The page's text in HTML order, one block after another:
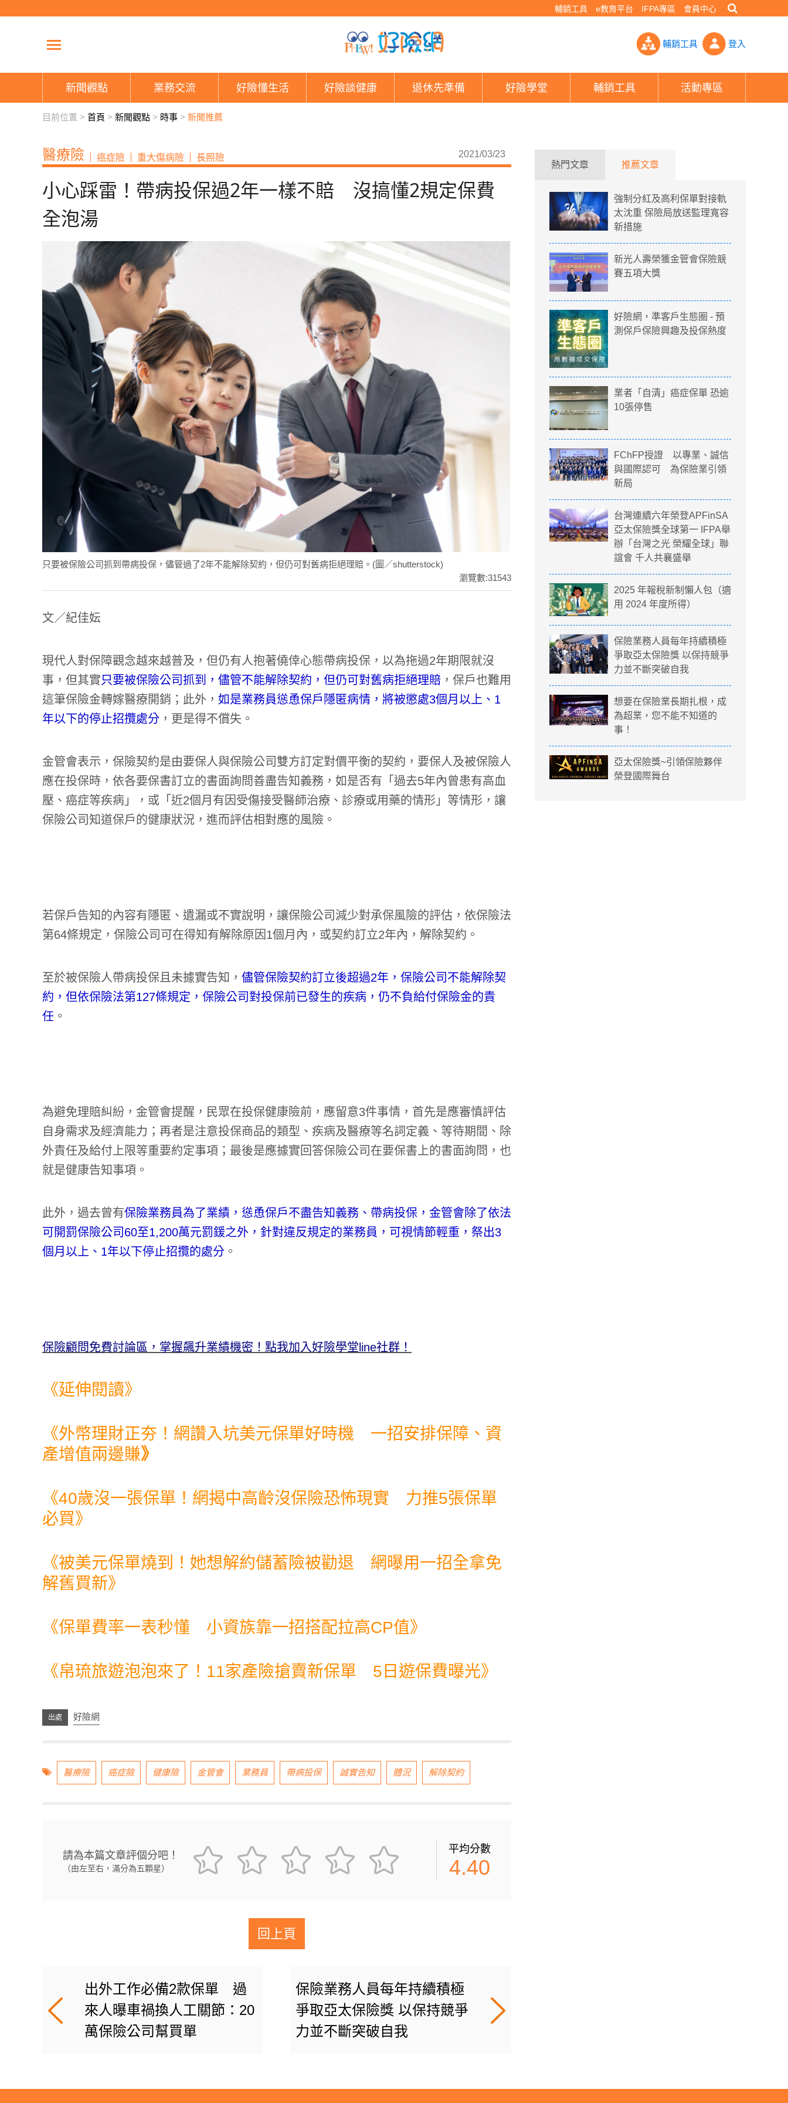
輔銷工具 e教育平台 IFPA專區 會員中心
小心踩雷！帶病投保過2年一樣不賠 沒搞懂2規定保費全泡湯- PHEW!好險網
輔銷工具 登入
新聞觀點 業務交流 好險懂生活 好險談健康 退休先準備 好險學堂 輔銷工具 活動專區
目前位置 > 首頁 > 新聞觀點 > 時事 > 新聞推薦
醫療險 癌症險 重大傷病險 長照險 2021/03/23
小心踩雷！帶病投保過2年一樣不賠 沒搞懂2規定保費
全泡湯
只要被保險公司抓到帶病投保，儘管過了2年不能解除契約，但仍可對舊病拒絕理賠。(圖／shutterstock)
瀏覽數:31543
文／紀佳妘
現代人對保障觀念越來越普及，但仍有人抱著僥倖心態帶病投保，以為拖過2年期限就沒
事，但其實只要被保險公司抓到，儘管不能解除契約，但仍可對舊病拒絕理賠 ，保戶也難用
這筆保險金轉嫁醫療開銷；此外， 如是業務員慫恿保戶隱匿病情，將被懲處3個月以上、1
年以下的停止招攬處分 ，更是得不償失。
金管會表示，保險契約是由要保人與保險公司雙方訂定對價平衡的契約，要保人及被保險人
應在投保時，依各要保書訂立的書面詢問善盡告知義務，如是否有「過去5年內曾患有高血
壓、癌症等疾病」，或「近2個月有因受傷接受醫師治療、診療或用藥的情形」等情形，讓
保險公司知道保戶的健康狀況，進而評估相對應的風險。
若保戶告知的內容有隱匿、遺漏或不實說明，讓保險公司減少對承保風險的評估，依保險法
第64條規定，保險公司可在得知有解除原因1個月內，或契約訂立2年內，解除契約。
至於被保險人帶病投保且未據實告知， 儘管保險契約訂立後超過2年，保險公司不能解除契
約，但依保險法第127條規定，保險公司對投保前已發生的疾病，仍不負給付保險金的責
任 。
為避免理賠糾紛，金管會提醒，民眾在投保健康險前，應留意3件事情，首先是應審慎評估
自身需求及經濟能力；再者是注意投保商品的類型、疾病及醫療等名詞定義、等待期間、除
外責任及給付上限等重要約定事項；最後是應據實回答保險公司在要保書上的書面詢問，也
就是健康告知事項。
此外，過去曾有保險業務員為了業績，慫恿保戶不盡告知義務、帶病投保，金管會除了依法
可開罰保險公司60至1,200萬元罰鍰之外，針對違反規定的業務員，可視情節輕重，祭出3
個月以上、1年以下停止招攬的處分 。
保險顧問免費討論區，掌握飆升業績機密！點我加入好險學堂line社群！
《延伸閱讀》
《外幣理財正夯！網讚入坑美元保單好時機 一招安排保障、資
產增值兩邊賺》
《40歲沒一張保單！網揭中高齡沒保險恐怖現實 力推5張保單
必買》
《被美元保單燒到！她想解約儲蓄險被勸退 網曝用一招全拿免
解舊買新》
《保單費率一表秒懂 小資族靠一招搭配拉高CP值》
《帛琉旅遊泡泡來了！11家產險搶賣新保單 5日遊保費曝光》
好險網
醫療險 癌症險 健康險 金管會 業務員 帶病投保 誠實告知 體況 解除契約
請為本篇文章評個分吧！
（由左至右，滿分為五顆星）
平均分數
4.40
回上頁
出外工作必備2款保單 過
來人曝車禍換人工關節：20
萬保險公司幫買單
保險業務人員每年持續積極
爭取亞太保險獎 以保持競爭
力並不斷突破自我
熱門文章 推薦文章
強制分紅及高利保單對接軌
太沈重 保險局放送監理寬容
新措施
新光人壽榮獲金管會保險競
賽五項大獎
好險網，準客戶生態圈 - 預
測保戶保險興趣及投保熱度
業者「自清」癌症保單 恐逾
10張停售
FChFP授證 以專業、誠信
與國際認可 為保險業引領
新局
台灣連續六年榮登APFinSA
亞太保險獎全球第一 IFPA舉
辦「台灣之光 榮耀全球」聯
誼會 千人共襄盛舉
2025 年報稅新制懶人包（適
用 2024 年度所得）
保險業務人員每年持續積極
爭取亞太保險獎 以保持競爭
力並不斷突破自我
想要在保險業長期扎根，成
為超業，您不能不知道的
事！
亞太保險獎~引領保險夥伴
榮登國際舞台